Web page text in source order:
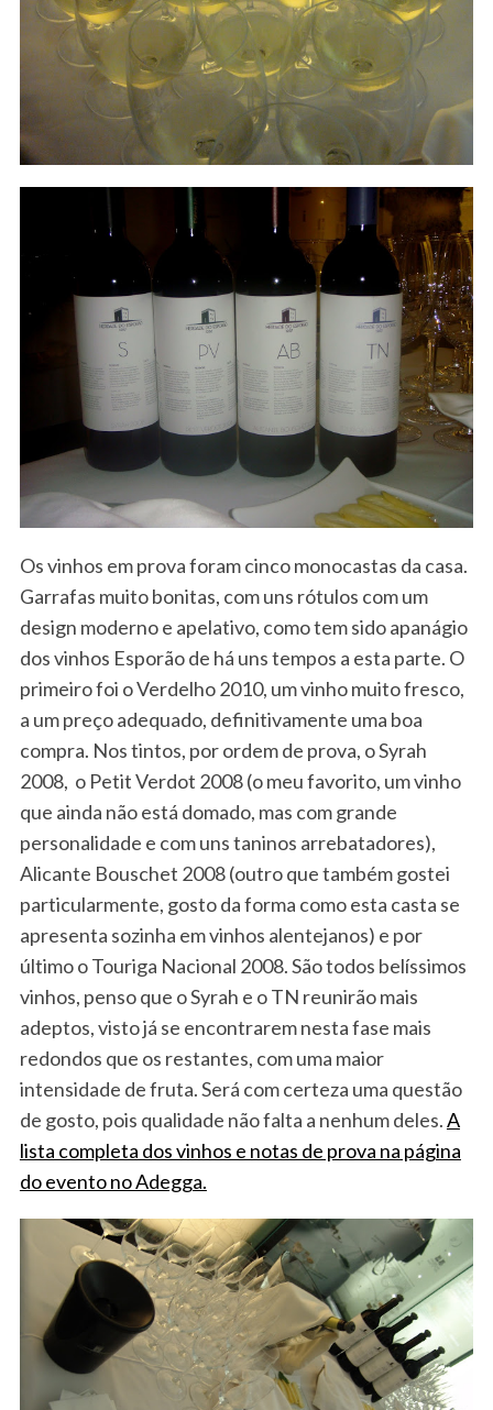
Os vinhos em prova foram cinco monocastas da casa.
Garrafas muito bonitas, com uns rótulos com um
design moderno e apelativo, como tem sido apanágio
dos vinhos Esporão de há uns tempos a esta parte. O
primeiro foi o Verdelho 2010, um vinho muito fresco,
a um preço adequado, definitivamente uma boa
compra. Nos tintos, por ordem de prova, o Syrah
2008, o Petit Verdot 2008 (o meu favorito, um vinho
que ainda não está domado, mas com grande
personalidade e com uns taninos arrebatadores),
Alicante Bouschet 2008 (outro que também gostei
particularmente, gosto da forma como esta casta se
apresenta sozinha em vinhos alentejanos) e por
último o Touriga Nacional 2008. São todos belíssimos
vinhos, penso que o Syrah e o TN reunirão mais
adeptos, visto já se encontrarem nesta fase mais
redondos que os restantes, com uma maior
intensidade de fruta. Será com certeza uma questão
de gosto, pois qualidade não falta a nenhum deles.A
lista completa dos vinhos e notas de prova na página
do evento no Adegga.